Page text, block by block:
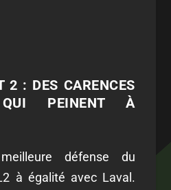
2 : DES CARENCES
QUI PEINENT À
défense du
à égalité avec Laval.